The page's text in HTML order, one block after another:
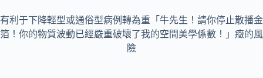
有利于下降輕型或通俗型病例轉為重「牛先生！請你停止散播金
箔！你的物質波動已經嚴重破壞了我的空間美學係數！」癥的風
險